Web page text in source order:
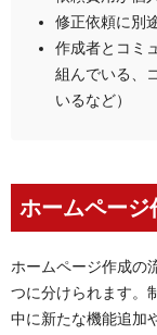
修正依頼に別
作成者とコミ
組んでいる、
いるなど）
ホームページ
ホームページ作成の
つに分けられます。
中に新たな機能追加